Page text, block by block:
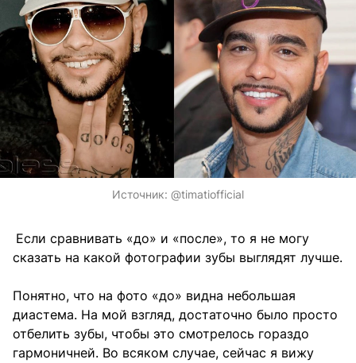
Источник: @timatiofficial
Если сравнивать «до» и «после», то я не могу
сказать на какой фотографии зубы выглядят лучше.
Понятно, что на фото «до» видна небольшая
диастема. На мой взгляд, достаточно было просто
отбелить зубы, чтобы это смотрелось гораздо
гармоничней. Во всяком случае, сейчас я вижу